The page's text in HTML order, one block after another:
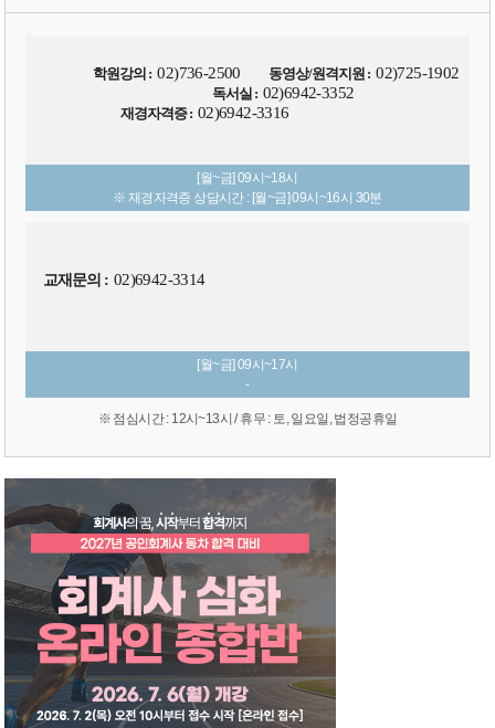
학원강의 : 02)736-2500 동영상/원격지원 : 02)725-1902
독서실 : 02)6942-3352
재경자격증 : 02)6942-3316
[월~금] 09시~18시
※ 재경자격증 상담시간 : [월~금] 09시~16시 30분
교재문의 : 02)6942-3314
[월~금] 09시~17시
-
※ 점심시간 : 12시~13시 / 휴무 : 토, 일요일, 법정공휴일